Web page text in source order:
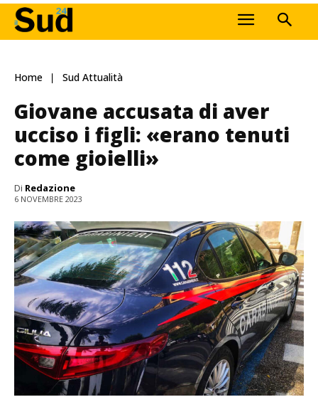
Home Sud Attualità
Giovane accusata di aver
ucciso i figli: «erano tenuti
come gioielli»
Di Redazione
6 NOVEMBRE 2023